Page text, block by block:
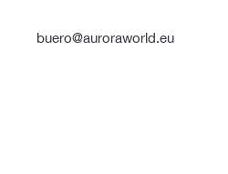
buero@auroraworld.eu